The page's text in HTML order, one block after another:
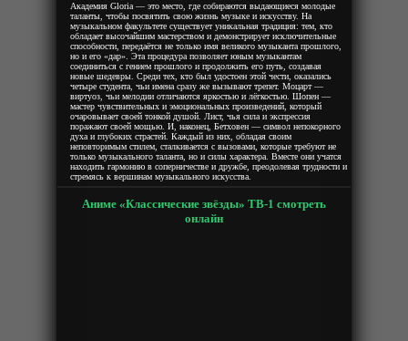
Академия Gloria — это место, где собираются выдающиеся молодые
таланты, чтобы посвятить свою жизнь музыке и искусству. На
музыкальном факультете существует уникальная традиция: тем, кто
обладает высочайшим мастерством и демонстрирует исключительные
способности, передаётся не только имя великого музыканта прошлого,
но и его «дар». Эта процедура позволяет юным музыкантам
соединиться с гением прошлого и продолжить его путь, создавая
новые шедевры. Среди тех, кто был удостоен этой чести, оказались
четыре студента, чьи имена сразу же вызывают трепет. Моцарт —
виртуоз, чьи мелодии отличаются яркостью и лёгкостью. Шопен —
мастер чувствительных и эмоциональных произведений, который
очаровывает своей тонкой душой. Лист, чья сила и экспрессия
поражают своей мощью. И, наконец, Бетховен — символ непокорного
духа и глубоких страстей. Каждый из них, обладая своим
неповторимым стилем, сталкивается с вызовами, которые требуют не
только музыкального таланта, но и силы характера. Вместе они учатся
находить гармонию в соперничестве и дружбе, преодолевая трудности и
стремясь к вершинам музыкального искусства.
Аниме «Классические звёзды» ТВ-1 смотреть
онлайн